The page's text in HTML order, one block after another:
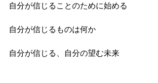
自分が信じることのために始める
自分が信じるものは何か
自分が信じる、自分の望む未来